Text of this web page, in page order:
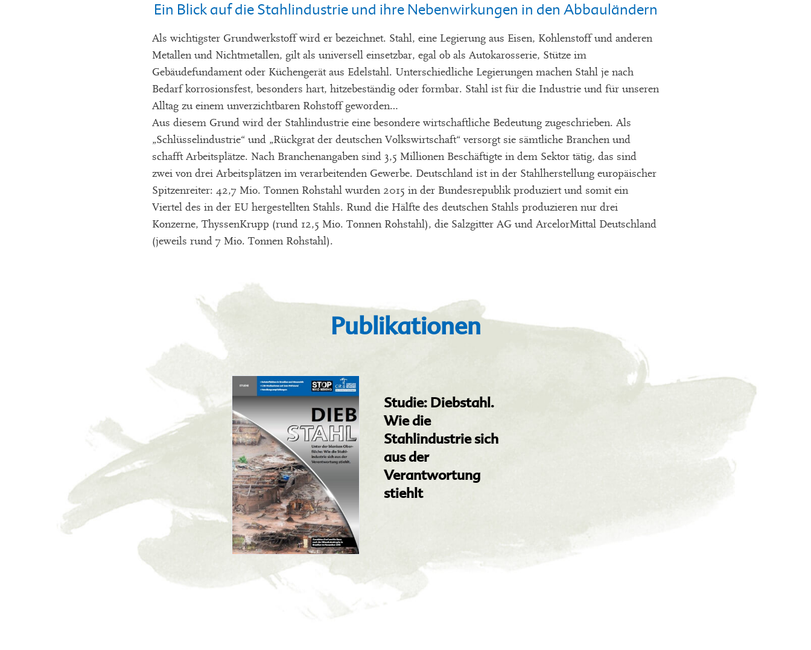
Ein Blick auf die Stahlindustrie und ihre Nebenwirkungen in den Abbauländern
Als wichtigster Grundwerkstoff wird er bezeichnet. Stahl, eine Legierung aus Eisen, Kohlenstoff und anderen
Metallen und Nichtmetallen, gilt als universell einsetzbar, egal ob als Autokarosserie, Stütze im
Gebäudefundament oder Küchengerät aus Edelstahl. Unterschiedliche Legierungen machen Stahl je nach
Bedarf korrosionsfest, besonders hart, hitzebeständig oder formbar. Stahl ist für die Industrie und für unseren
Alltag zu einem unverzichtbaren Rohstoff geworden…
Aus diesem Grund wird der Stahlindustrie eine besondere wirtschaftliche Bedeutung zugeschrieben. Als
„Schlüsselindustrie“ und „Rückgrat der deutschen Volkswirtschaft“ versorgt sie sämtliche Branchen und
schafft Arbeitsplätze. Nach Branchenangaben sind 3,5 Millionen Beschäftigte in dem Sektor tätig, das sind
zwei von drei Arbeitsplätzen im verarbeitenden Gewerbe. Deutschland ist in der Stahlherstellung europäischer
Spitzenreiter: 42,7 Mio. Tonnen Rohstahl wurden 2015 in der Bundesrepublik produziert und somit ein
Viertel des in der EU hergestellten Stahls. Rund die Hälfte des deutschen Stahls produzieren nur drei
Konzerne, ThyssenKrupp (rund 12,5 Mio. Tonnen Rohstahl), die Salzgitter AG und ArcelorMittal Deutschland
(jeweils rund 7 Mio. Tonnen Rohstahl).
Publikationen
Studie: Diebstahl.
Wie die
Stahlindustrie sich
aus der
Verantwortung
stiehlt